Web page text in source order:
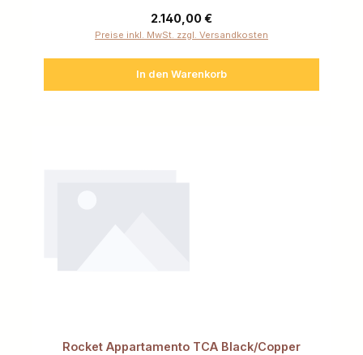
Regulärer Preis:
2.140,00 €
Preise inkl. MwSt. zzgl. Versandkosten
In den Warenkorb
Rocket Appartamento TCA Black/Copper